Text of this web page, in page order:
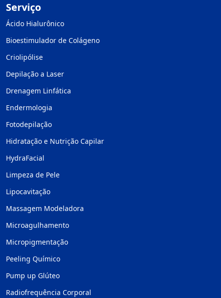
Serviço
Ácido Hialurônico
Bioestimulador de Colágeno
Criolipólise
Depilação a Laser
Drenagem Linfática
Endermologia
Fotodepilação
Hidratação e Nutrição Capilar
HydraFacial
Limpeza de Pele
Lipocavitação
Massagem Modeladora
Microagulhamento
Micropigmentação
Peeling Químico
Pump up Glúteo
Radiofrequência Corporal